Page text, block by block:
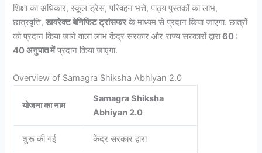
शिक्षा का अधिकार, स्कूल ड्रेस, परिवहन भत्ते, पाठ्य पुस्तकों का लाभ,
छात्रवृत्ति,डायरेक्ट बेनिफिट ट्रांसफरके माध्यम से प्रदान किया जाएगा. छात्रों
को प्रदान किया जाने वाला लाभ केंद्र सरकार और राज्य सरकारों द्वारा60 :
40 अनुपात मेंप्रदान किया जाएगा.
Overview of Samagra Shiksha Abhiyan 2.0
योजना का नाम
Samagra Shiksha
Abhiyan 2.0
शुरू की गई केंद्र सरकार द्वारा